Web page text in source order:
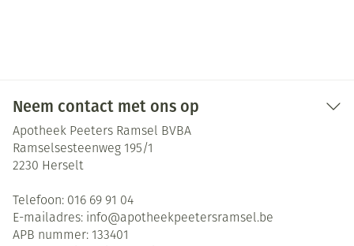
Neem contact met ons op
Apotheek Peeters Ramsel BVBA
Ramselsesteenweg 195/1
2230 Herselt
Telefoon: 016 69 91 04
E-mailadres: info@apotheekpeetersramsel.be
APB nummer: 133401